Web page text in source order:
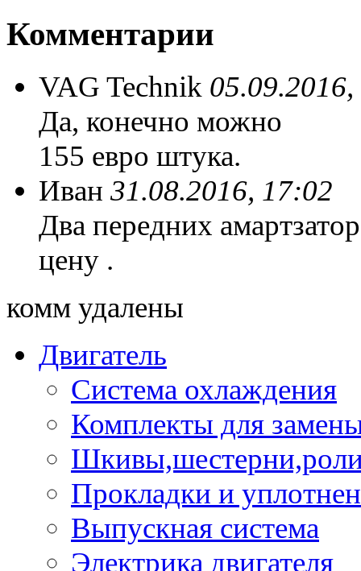
Комментарии
VAG Technik
Да, конечно можно
155 евро штука.
Иван 31.08.2016, 17:02
Два передних
цену .
комм удалены
Двигатель
Система охлаждения
Комплекты для
Прокладки и
Выпускная система
Электрика двигателя